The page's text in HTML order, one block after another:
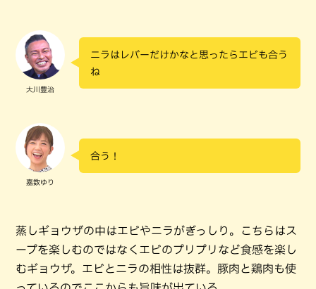
大川豊治
ニラはレバーだけかなと思ったらエビも合う
ね
嘉数ゆり
合う！
蒸しギョウザの中はエビやニラがぎっしり。こちらはス
ープを楽しむのではなくエビのプリプリなど食感を楽し
むギョウザ。エビとニラの相性は抜群。豚肉と鶏肉も使